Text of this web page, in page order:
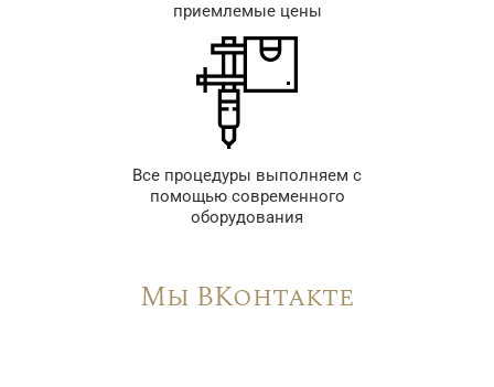
приемлемые цены
Все процедуры выполняем с
помощью современного
оборудования
Мы ВКонтакте